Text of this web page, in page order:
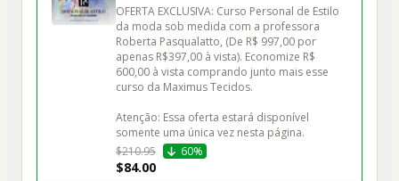
OFERTA EXCLUSIVA: Curso Personal de Estilo
da moda sob medida com a professora
Roberta Pasqualatto, (De R$ 997,00 por
apenas R$397,00 à vista). Economize R$
600,00 à vista comprando junto mais esse
curso da Maximus Tecidos.
Atenção: Essa oferta estará disponível
somente uma única vez nesta página.
$210.95
60%
$84.00